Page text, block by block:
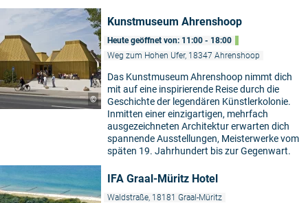
©
Kunstmuseum Ahrenshoop
Heute geöffnet von: 11:00 - 18:00
Weg zum Hohen Ufer, 18347 Ahrenshoop
Das Kunstmuseum Ahrenshoop nimmt dich
mit auf eine inspirierende Reise durch die
Geschichte der legendären Künstlerkolonie.
Inmitten einer einzigartigen, mehrfach
ausgezeichneten Architektur erwarten dich
spannende Ausstellungen, Meisterwerke vom
späten 19. Jahrhundert bis zur Gegenwart.
IFA Graal-Müritz Hotel
Waldstraße, 18181 Graal-Müritz